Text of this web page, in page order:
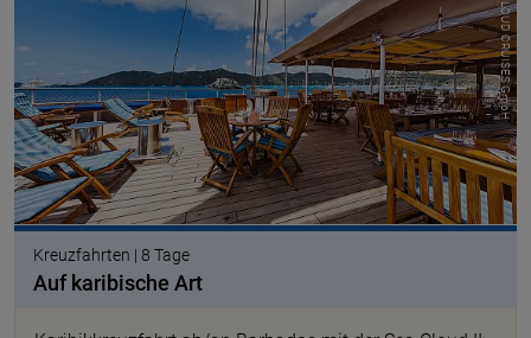
© SEA CLOUD CRUISES GmbH
Kreuzfahrten | 8 Tage
Auf karibische Art